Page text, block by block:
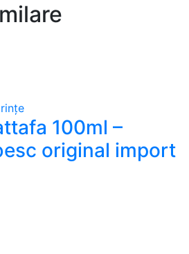
100ml –
original import